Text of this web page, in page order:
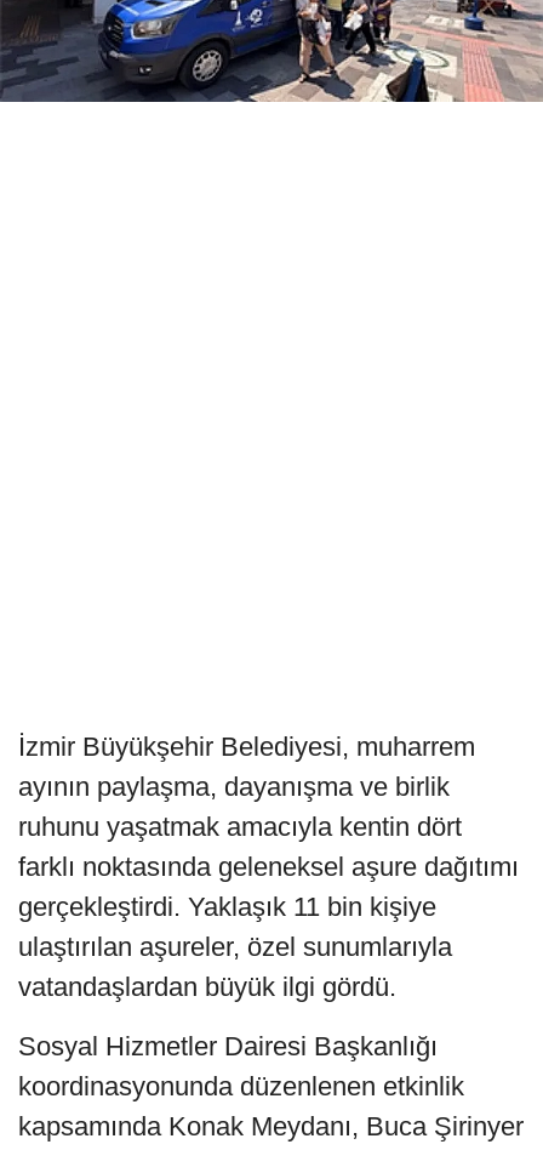
İzmir Büyükşehir Belediyesi, muharrem
ayının paylaşma, dayanışma ve birlik
ruhunu yaşatmak amacıyla kentin dört
farklı noktasında geleneksel aşure dağıtımı
gerçekleştirdi. Yaklaşık 11 bin kişiye
ulaştırılan aşureler, özel sunumlarıyla
vatandaşlardan büyük ilgi gördü.
Sosyal Hizmetler Dairesi Başkanlığı
koordinasyonunda düzenlenen etkinlik
kapsamında Konak Meydanı, Buca Şirinyer